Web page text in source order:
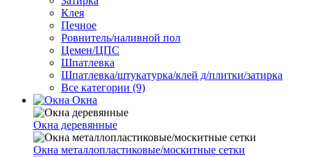
Клея
Печное
Ровнитель/наливной пол
Цемен/ЦПС
Шпатлевка
Шпатлевка/штукатурка/клей д/плитки/затирка
Все категории (9)
Окна
Окна деревянные
Окна металлопластиковые/москитные сетки